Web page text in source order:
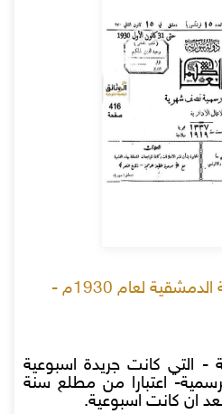
الجريدة الرسمية العاصمة الدمشقية لعام 1930م -
التي كانت جريدة اسبوعية
اعتبارا من مطلع سنة